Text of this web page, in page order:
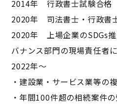
2014年 行政書士試験合格
2020年 司法書士・行政書
2020年 上場企業のSDGs
バナンス部門の現場責任者
2022年～
・建設業・サービス業等の
・年間100件超の相続案件